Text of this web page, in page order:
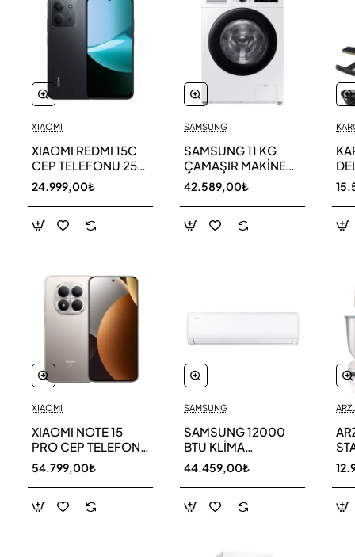
XIAOMI
XIAOMI REDMI 15C
CEP TELEFONU 256
GB
24.999,00₺
XIAOMI
XIAOMI NOTE 15
PRO CEP TELEFONU
256 GB
54.799,00₺
SAMSUNG
SAMSUNG 11 KG
ÇAMAŞIR MAKİNESİ
WW11DG5B25AEAH
42.589,00₺
SAMSUNG
SAMSUNG 12000
BTU KLİMA
AR40F12C0AM SK
44.459,00₺